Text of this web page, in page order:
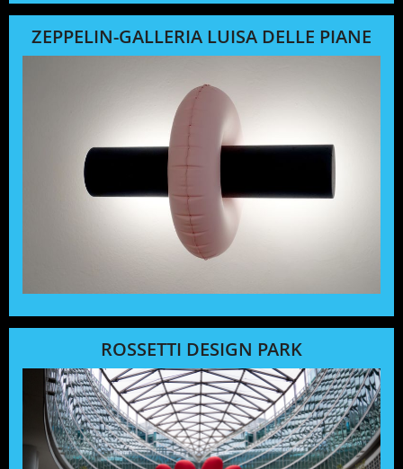
ZEPPELIN-GALLERIA LUISA DELLE PIANE
ROSSETTI DESIGN PARK